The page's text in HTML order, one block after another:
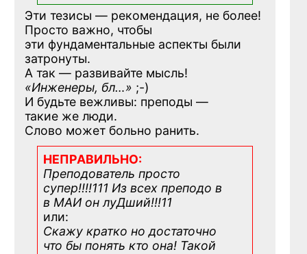
Эти тезисы — рекомендация, не более!
Просто важно, чтобы
эти фундаментальные аспекты были
затронуты.
А так — развивайте мысль!
«Инженеры, бл…» ;-)
И будьте вежливы: преподы —
такие же люди.
Слово может больно ранить.
НЕПРАВИЛЬНО:
Преподователь просто
супер!!!!111 Из всех преподо в
в МАИ он луДший!!!11
или:
Скажу кратко но достаточно
что бы понять кто она! Такой